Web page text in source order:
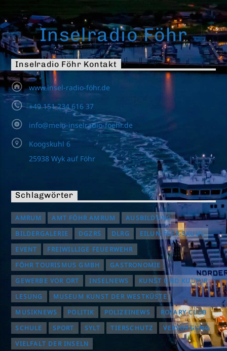
Inselradio Föhr
Inselradio Föhr Kontakt
www.insel-radio-föhr.de
+49 151 234 616 37
info@mein-inselradio-foehr.de
Koogskuhl 6
25938 Wyk auf Föhr
Schlagwörter
AMRUM AMT FÖHR AMRUM
AUSBILDUNG
BILDERGALERIE
DGZRS DLRG
EILUN-FEER-SKUUL
EVENT
FREIWILLIGE FEUERWEHR
FÖHR TOURISMUS GMBH
GASTRONOMIE
GEWERBE VOR ORT
INSELNEWS
KUNST UND KULTUR
LESUNG
MUSEUM KUNST DER WESTKÜSTE
MUSIKNEWS
POLITIK POLIZEINEWS
ROTARY CLUB
SCHULE
SPORT SYLT TIERSCHUTZ
VERSORGUNG
VIELFALT DER INSELN